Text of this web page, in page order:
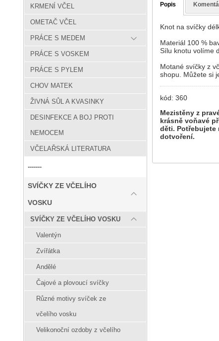
KRMENÍ VČEL
OMETAČ VČEL
PRÁCE S MEDEM
PRÁCE S VOSKEM
PRÁCE S PYLEM
CHOV MATEK
ŽIVNÁ SŮL A KVASINKY
DESINFEKCE A BOJ PROTI
NEMOCEM
VČELAŘSKÁ LITERATURA
-------
SVÍČKY ZE VČELÍHO
VOSKU
SVÍČKY ZE VČELÍHO VOSKU
Valentýn
Zvířátka
Andělé
Čajové a plovoucí svíčky
Různé motivy svíček ze
včelího vosku
Velikonoční ozdoby z včelího
Popis
Knot na svíčky
Materiál 100 %
Sílu knotu volíme
Motané svíčky z
shopu. Můžete si
kód: 360
Mezistěny z
krásně voňavé
děti. Potřebujete
dotvoření.